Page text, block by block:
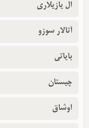
ال یازیلاری
آتالار سوزو
بایاتی
چیستان
اوشاق